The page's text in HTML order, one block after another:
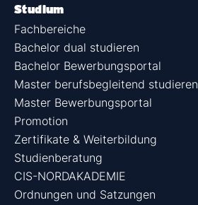
Studium
Fachbereiche
Bachelor dual studieren
Bachelor Bewerbungsportal
Master berufsbegleitend studieren
Master Bewerbungsportal
Promotion
Zertifikate & Weiterbildung
Studienberatung
CIS-NORDAKADEMIE
Ordnungen und Satzungen